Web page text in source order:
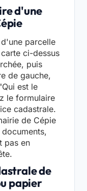
d'une
parcelle
ci-dessus
puis
de gauche,
est le
le formulaire
cadastrale.
de Cépie
pas en
de
papier